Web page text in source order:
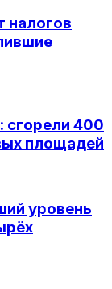
налогов
сгорели 400
площадей
уровень